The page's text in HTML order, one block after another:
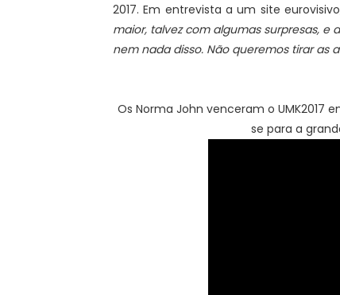
2017. Em entrevista a um site
maior, talvez com algumas surpresas,
nem nada disso. Não queremos tirar as
Os Norma John venceram o UMK2017
se para a